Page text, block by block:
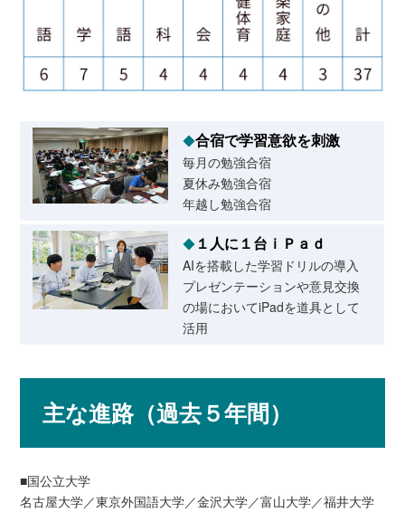
◆合宿で学習意欲を刺激
毎月の勉強合宿
夏休み勉強合宿
年越し勉強合宿
◆ １人に１台ｉＰａｄ
AIを搭載した学習ドリルの導入
プレゼンテーションや意見交換
の場においてiPadを道具として
活用
主な進路（過去５年間）
■国公立大学
名古屋大学／東京外国語大学／金沢大学／富山大学／福井大学